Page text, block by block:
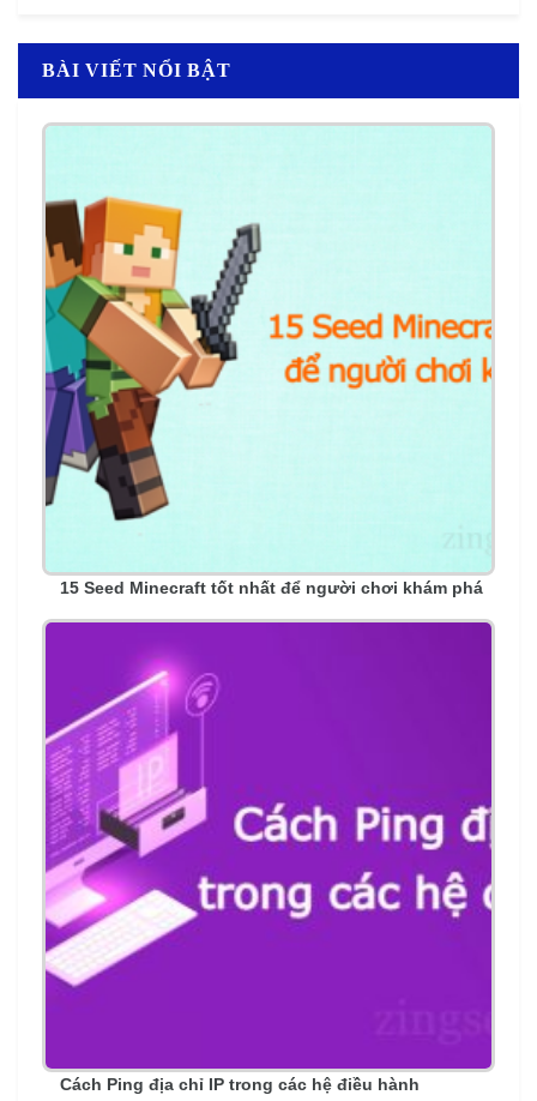
BÀI VIẾT NỔI BẬT
15 Seed Minecraft tốt nhất để người chơi khám phá
Cách Ping địa chỉ IP trong các hệ điều hành